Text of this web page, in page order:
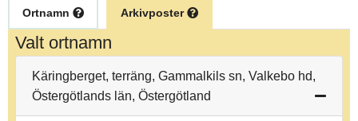
Ortnamn Arkivposter
Valt ortnamn
Käringberget, terräng, Gammalkils sn, Valkebo hd,
Östergötlands län, Östergötland